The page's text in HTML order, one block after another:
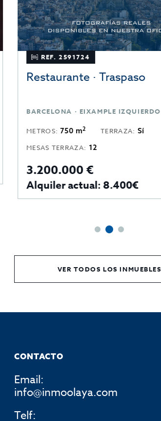
REF. 2591724
Restaurante · Traspaso
METROS: 750 m2 TERRAZA: Sí
MESAS TERRAZA: 12
3.200.000 €
Alquiler actual: 8.400€
VER TODOS LOS INMUEBLES
CONTACTO
Email:
info@inmoolaya.com
Telf: